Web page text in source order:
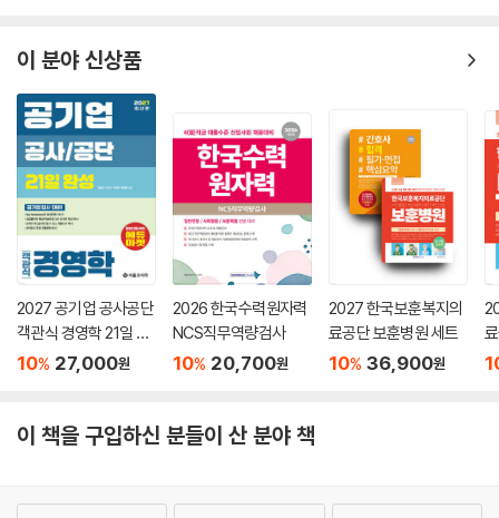
이 분야 신상품
2027 공기업 공사공단
객관식 경영학 21일 완
성
10% 27,000원
2026 한국수력원자력
NCS직무역량검사
10% 20,700원
2027 한국보훈복지의
료공단 보훈병원 세트
10% 36,900원
이 책을 구입하신 분들이 산 분야 책